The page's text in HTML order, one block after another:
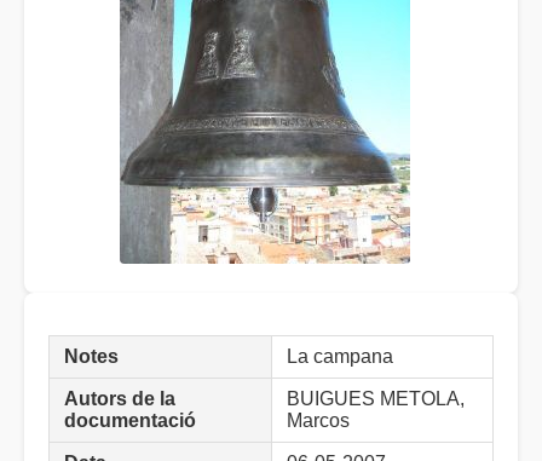
Notes La campana
Autors de la
documentació
BUIGUES METOLA,
Marcos